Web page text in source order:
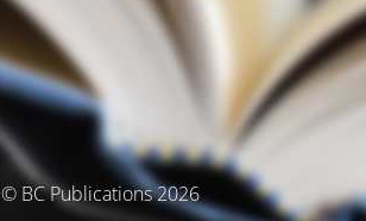
© BC Publications 2026